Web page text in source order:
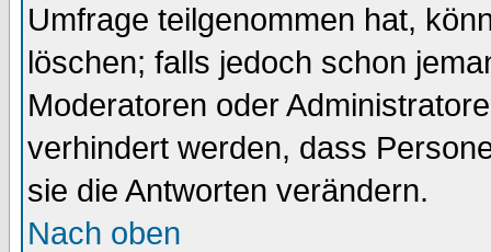
Umfrage teilgenommen hat,
löschen; falls jedoch schon
Moderatoren oder
verhindert werden, dass
sie die Antworten verändern.
Nach oben